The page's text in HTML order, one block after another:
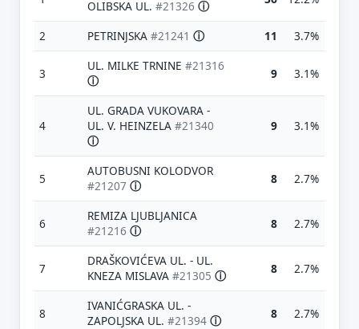
OLIBSKA UL. #21326 ⓘ
2 PETRINJSKA #21241 ⓘ 11 3.7%
3
UL. MILKE TRNINE #21316
ⓘ
9 3.1%
4
UL. GRADA VUKOVARA -
UL. V. HEINZELA #21340
ⓘ
9 3.1%
5
AUTOBUSNI KOLODVOR
#21207 ⓘ 8 2.7%
6
REMIZA LJUBLJANICA
#21216 ⓘ 8 2.7%
7
DRAŠKOVIĆEVA UL. - UL.
KNEZA MISLAVA #21305 ⓘ 8 2.7%
8
IVANIĆGRASKA UL. -
ZAPOLJSKA UL. #21394 ⓘ 8 2.7%